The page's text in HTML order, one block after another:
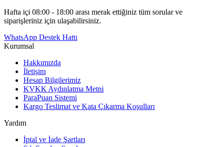
Hafta içi 08:00 - 18:00 arası merak ettiğiniz tüm sorular ve
siparişleriniz için ulaşabilirsiniz.
WhatsApp Destek Hattı
Kurumsal
Hakkımızda
İletişim
Hesap Bilgilerimiz
KVKK Aydınlatma Metni
ParaPuan Sistemi
Kargo Teslimat ve Kata Çıkarma Koşulları
Yardım
İptal ve İade Şartları